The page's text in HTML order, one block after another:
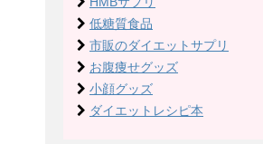
低糖質食品
市販のダイエットサプリ
お腹痩せグッズ
小顔グッズ
ダイエットレシピ本